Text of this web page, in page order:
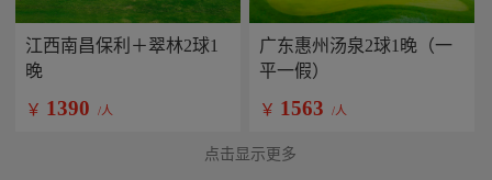
江西南昌保利＋翠林2球1
晚
￥ 1390 /人
广东惠州汤泉2球1晚（一
平一假）
￥ 1563 /人
点击显示更多